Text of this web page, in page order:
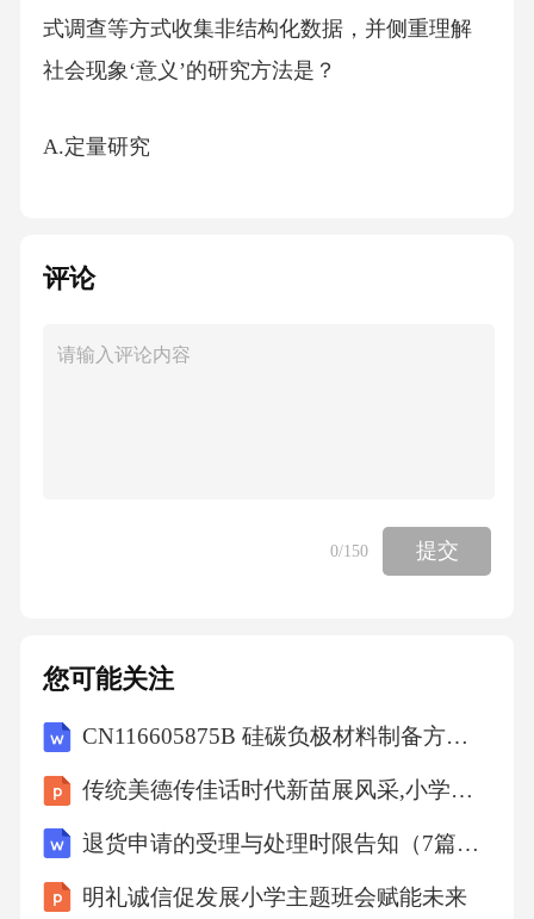
式调查等方式收集非结构化数据，并侧重理解
社会现象‘意义’的研究方法是？
A.定量研究
C.混合方法研究
度访谈、观察笔记）收集数据，通过归纳分析
揭示现象背后的主观意义与社会过程，适用于
量研究依赖结构化工具（问卷、统计模型）；C
过控制变量验证因果关系，均不符合题意。6.在
社会流动类型中，“代际流动”指的是？
A.因社会结构变迁导致的群体性流动
评论
0/150 提交
您可能关注
CN116605875B 硅碳负极材料制备方法 （泾河新城陕煤技术研究院新能源材料有限公司）
传统美德传佳话时代新苗展风采,小学主题班会课件
退货申请的受理与处理时限告知（7篇）范文
明礼诚信促发展小学主题班会赋能未来